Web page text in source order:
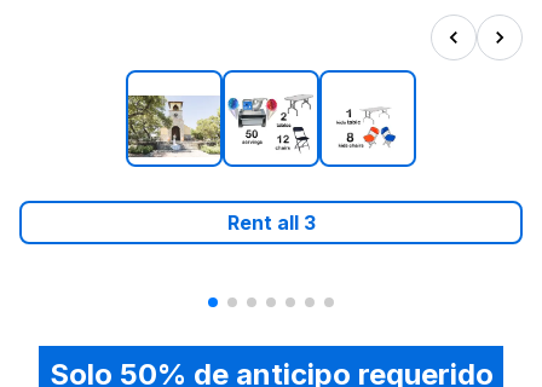
Rent all 3
Solo 50% de anticipo requerido